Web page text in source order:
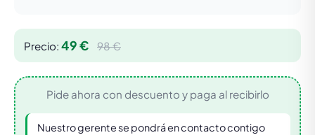
Precio: 49 € 98 €
Pide ahora con descuento y paga al recibirlo
Nuestro gerente se pondrá en contacto contigo